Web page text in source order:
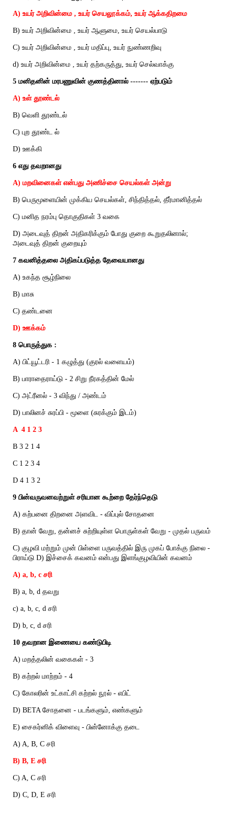
A) உயர் அறிவின்மை , உயர் செயலூக்கம், உயர் ஆக்கதிறமை
B) உயர் அறிவின்மை , உயர் ஆளுமை, உயர் செயல்பாடு
C) உயர் அறிவின்மை , உயர் மதிப்பு, உயர் நுண்ணறிவு
d) உயர் அறிவின்மை , உயர் தற்கருத்து, உயர் செல்வாக்கு
5 மனிதனின் மரபணுவின் குணத்தினால் ------- ஏற்படும்
A) உள் தூண்டல்
B) வெளி தூண்டல்
C) புற தூண்ட ல்
D) ஊக்கி
6 எது தவறானது
A) மறவினைகள் என்பது அணிச்சை செயல்கள் அன்று
B) பெருமூளையின் முக்கிய செயல்கள், சிந்தித்தல், தீர்மானித்தல்
C) மனித நரம்பு தொகுதிகள் 3 வகை
D) அடைவுத் திறன் அதிகரிக்கும் போது குறை கூறுதலினால்;
அடைவுத் திறன் குறையும்
7 கவனித்தலை அதிகப்படுத்த தேவையானது
A) உகந்த சூழ்நிலை
B) மாசு
C) தண்டனை
D) ஊக்கம்
8 பொருத்துக :
A) பிட்யூட்டரி - 1 கழுத்து (குரல் வளையம்)
B) பாராதைராய்டு - 2 சிறு நீரகத்தின் மேல்
C) அட்ரீனல் - 3 விந்து / அண்டம்
D) பாலினச் சுரப்பி - மூளை (சுரக்கும் இடம்)
A 4 1 2 3
B 3 2 1 4
C 1 2 3 4
D 4 1 3 2
9 பின்வருவனவற்றுள் சரியான கூற்றை தேர்ந்தெடு
A) கற்பனை திறனை அளவிட - விப்புல் சோதனை
B) தான் வேறு, தன்னச் சுற்றியுள்ள பொருள்கள் வேறு - முதல் பருவம்
C) குழவி மற்றும் முன் பிள்ளை பருவத்தில் இரு முகப் போக்கு நிலை -
பிராய்டு D) இச்சைக் கவனம் என்பது இளங்குழவியின் கவனம்
A) a, b, c சரி
B) a, b, d தவறு
c) a, b, c, d சரி
D) b, c, d சரி
10 தவறான இணையை கண்டுபிடி
A) மறத்தலின் வகைகள் - 3
B) கற்றல் மாற்றம் - 4
C) கோலரின் உட்காட்சி கற்றல் நூல் - எபிட்
D) BETA சோதனை - படங்களும், எண்களும்
E) சைகர்னிக் விளைவு - பின்னோக்கு தடை
A) A, B, C சரி
B) B, E சரி
C) A, C சரி
D) C, D, E சரி